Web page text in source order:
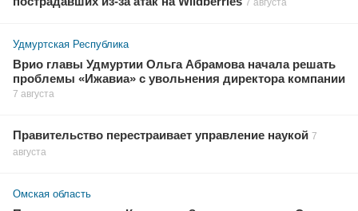
7 августа
Удмуртская Республика
Врио главы Удмуртии Ольга Абрамова начала решать
проблемы «Ижавиа» с увольнения директора компании
7 августа
Правительство перестраивает управление наукой 7
августа
Омская область